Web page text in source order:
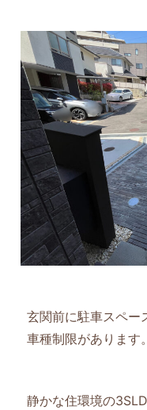
玄関前に駐車スペー
車種制限があります。
静かな住環境の